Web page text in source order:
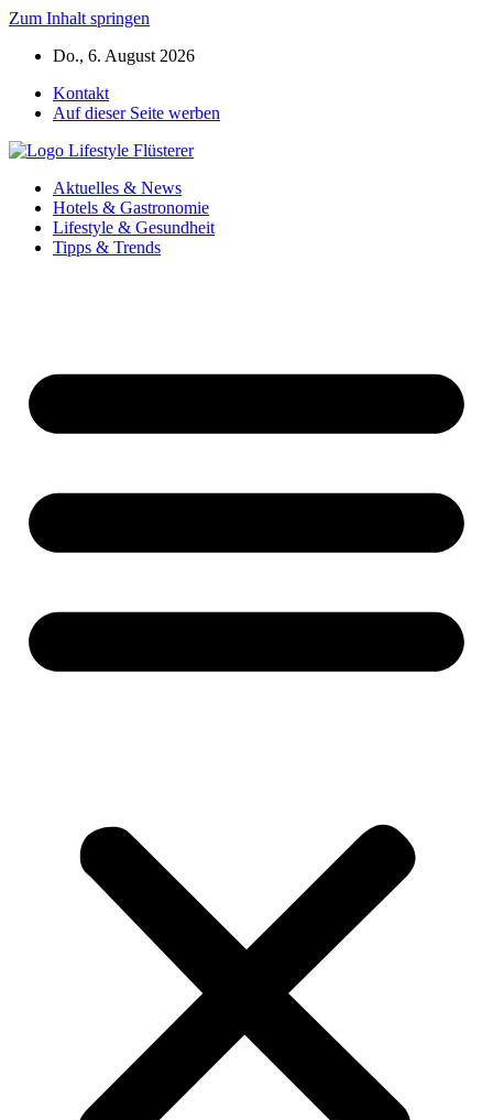
Zum Inhalt springen
Do., 6. August 2026
Kontakt
Auf dieser Seite werben
Aktuelles & News
Hotels & Gastronomie
Lifestyle & Gesundheit
Tipps & Trends